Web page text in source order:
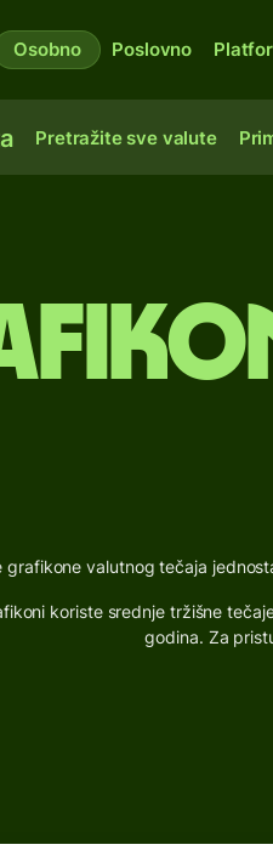
Osobno Poslovno
Pretražite sve valute
grafikone valutnog tečaja
koriste srednje tržišne
godina. Za